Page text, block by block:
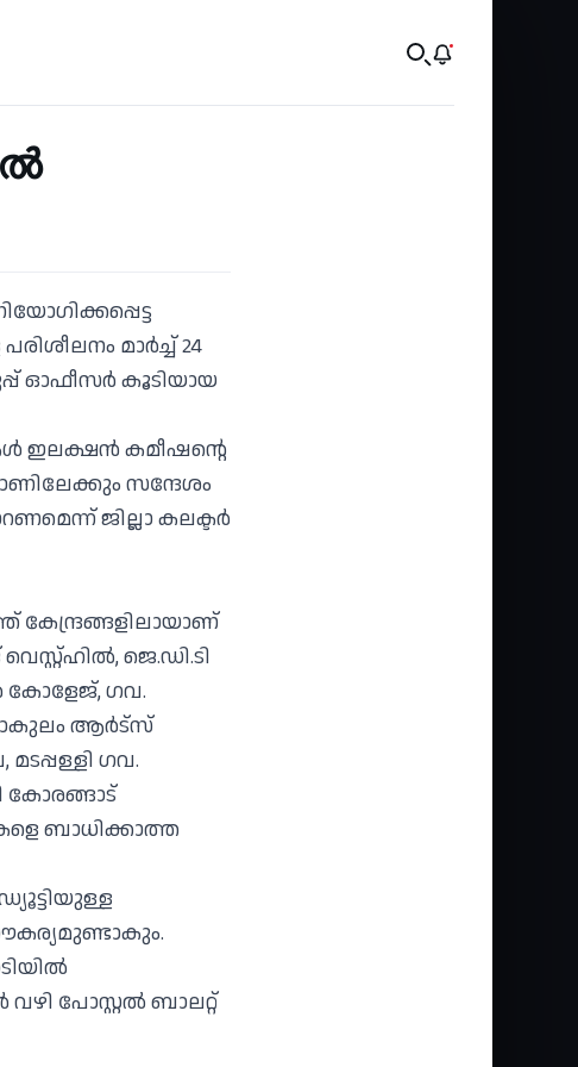
മാര്‍ച്ച് 24
ഓഫീസര്‍ കൂടിയായ
ഇലക്ഷന്‍ കമീഷന്റെ
സന്ദേശം
ജില്ലാ കലക്ടര്‍
കേന്ദ്രങ്ങളിലായാണ്
ജെ.ഡി.ടി
കോളേജ്, ഗവ.
ആര്‍ട്‌സ്
ഗവ.
കോരങ്ങാട്
ബാധിക്കാത്ത
പോസ്റ്റല്‍ ബാലറ്റ്